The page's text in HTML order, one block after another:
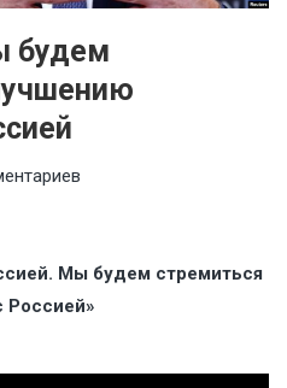
будем
Мы будем стремиться
Россией»